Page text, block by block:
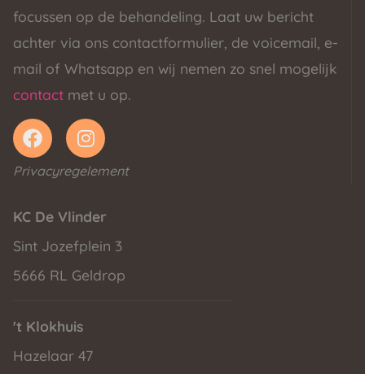
focussen op de behandeling. Laat uw bericht
achter via ons contactformulier, de voicemail, e-
mail of Whatsapp en wij nemen zo snel mogelijk
contact met u op.
Privacyregelement
KC De Vlinder
Sint Jozefplein 3
5666 RL Geldrop
't Klokhuis
Hazelaar 47